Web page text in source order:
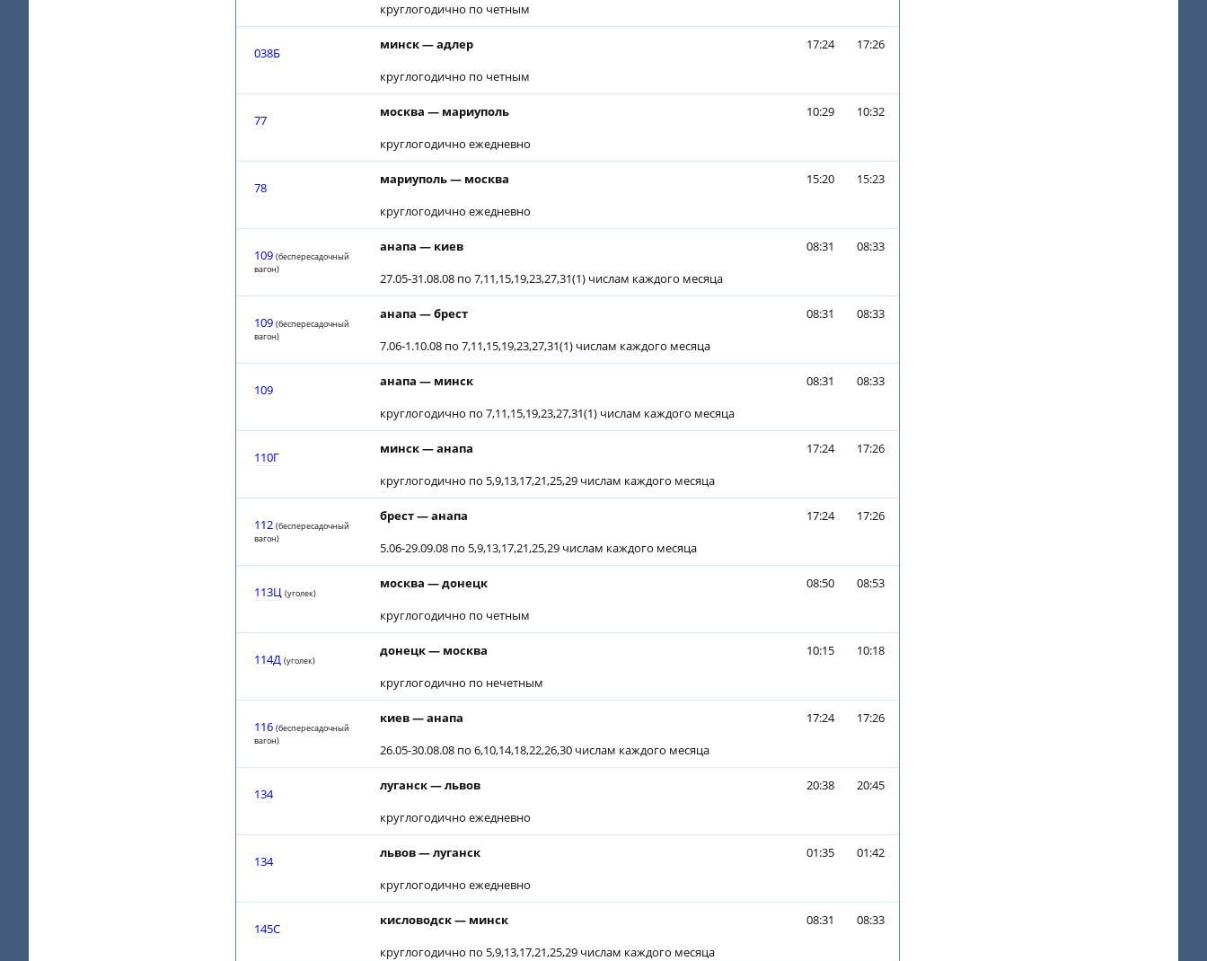
круглогодично по четным
038Б
минск — адлер
круглогодично по четным
17:24 17:26
77
москва — мариуполь
круглогодично ежедневно
10:29 10:32
78
мариуполь — москва
круглогодично ежедневно
15:20 15:23
109 (беспересадочный
вагон)
анапа — киев
27.05-31.08.08 по 7,11,15,19,23,27,31(1) числам каждого месяца
08:31 08:33
109 (беспересадочный
вагон)
анапа — брест
7.06-1.10.08 по 7,11,15,19,23,27,31(1) числам каждого месяца
08:31 08:33
109
анапа — минск
круглогодично по 7,11,15,19,23,27,31(1) числам каждого месяца
08:31 08:33
110Г
минск — анапа
круглогодично по 5,9,13,17,21,25,29 числам каждого месяца
17:24 17:26
112 (беспересадочный
вагон)
брест — анапа
5.06-29.09.08 по 5,9,13,17,21,25,29 числам каждого месяца
17:24 17:26
113Ц (уголек)
москва — донецк
круглогодично по четным
08:50 08:53
114Д (уголек)
донецк — москва
круглогодично по нечетным
10:15 10:18
116 (беспересадочный
вагон)
киев — анапа
26.05-30.08.08 по 6,10,14,18,22,26,30 числам каждого месяца
17:24 17:26
134
луганск — львов
круглогодично ежедневно
20:38 20:45
134
львов — луганск
круглогодично ежедневно
01:35 01:42
145С
кисловодск — минск
круглогодично по 5,9,13,17,21,25,29 числам каждого месяца
08:31 08:33